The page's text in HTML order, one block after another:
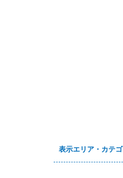
表示エリア・カテ